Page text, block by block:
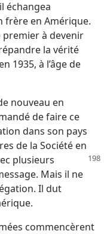
échangea
frère en Amérique.
premier à devenir
la vérité
1935, à l’âge de
nouveau en
de faire ce
dans son pays
de la Société en
plusieurs
Mais il ne
Il dut
commencèrent